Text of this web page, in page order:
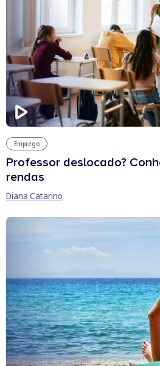
Emprego
Professor deslocado?
rendas
Diana Catarino